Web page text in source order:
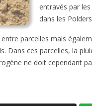
entravés par
dans les
parcelles mais
Dans ces parcelles, la
ne doit cependant